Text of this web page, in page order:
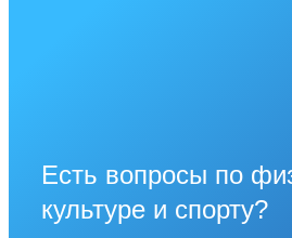
Есть вопросы по
культуре и спорту?